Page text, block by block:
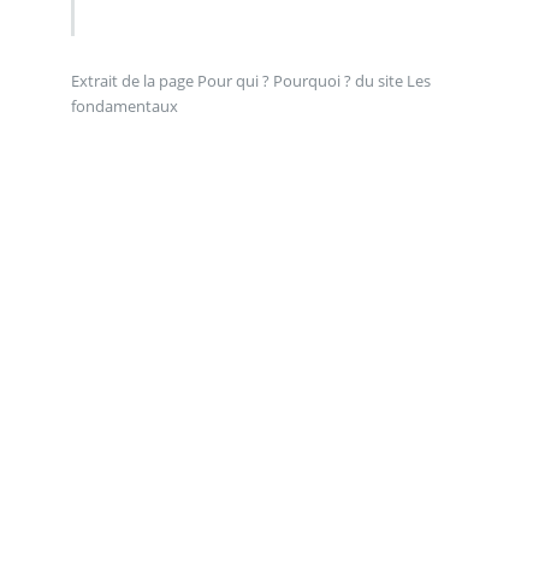
Extrait de la page Pour qui ? Pourquoi ? du site Les
fondamentaux